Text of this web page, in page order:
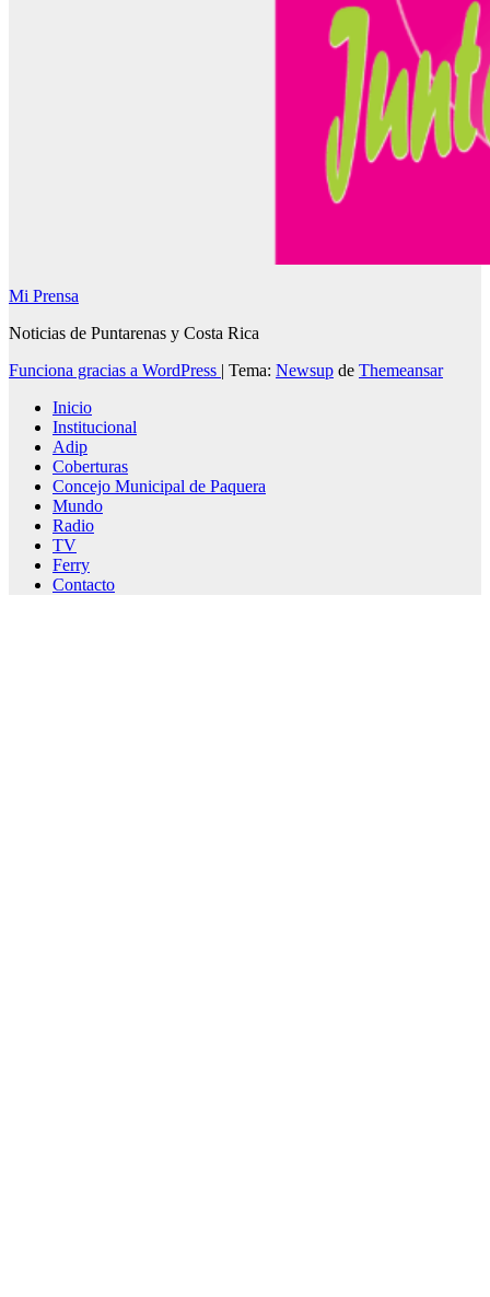
Mi Prensa
Noticias de Puntarenas y Costa Rica
Funciona gracias a WordPress | Tema: Newsup de Themeansar
Inicio
Institucional
Adip
Coberturas
Concejo Municipal de Paquera
Mundo
Radio
TV
Ferry
Contacto